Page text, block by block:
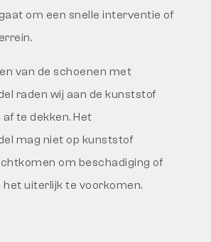
om een snelle interventie of
van de schoenen met
raden wij aan de kunststof
te dekken. Het
mag niet op kunststof
om beschadiging of
het uiterlijk te voorkomen.